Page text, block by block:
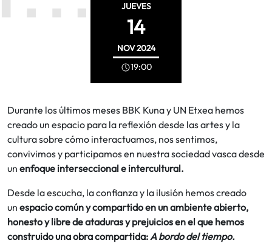
JUEVES
14
NOV2024
19:00
Durante los últimos meses BBK Kuna y UN Etxea hemos
creado un espacio para la reflexión desde las artes y la
cultura sobre cómo interactuamos, nos sentimos,
convivimos y participamos en nuestra sociedad vasca desde
un enfoque interseccional e intercultural.
Desde la escucha, la confianza y la ilusión hemos creado
un espacio común y compartido en un ambiente abierto,
honesto y libre de ataduras y prejuicios en el que hemos
construido una obra compartida:A bordo del tiempo.